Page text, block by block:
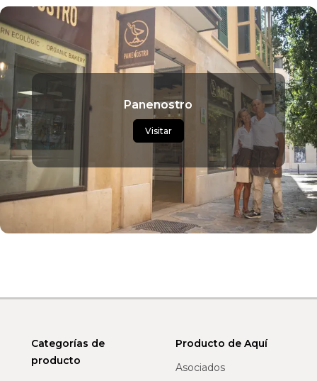
Panenostro
Visitar
Categorías de
producto
Producto de Aquí
Asociados